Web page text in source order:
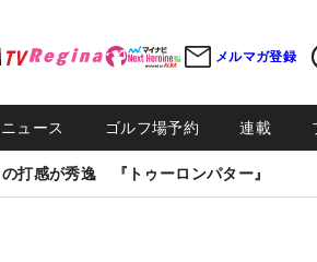
メルマガ登録
ュース ゴルフ場予約 連載
打感が秀逸 『トゥーロンパター』